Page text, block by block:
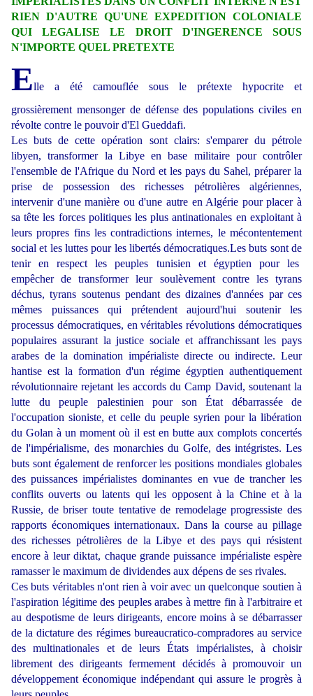
RIEN D'AUTRE QU'UNE EXPEDITION COLONIALE
QUI LEGALISE LE DROIT D'INGERENCE SOUS
N'IMPORTE QUEL PRETEXTE
Elle a été camouflée sous le prétexte hypocrite et
grossièrement mensonger de défense des populations civiles en
révolte contre le pouvoir d'El Gueddafi.
Les buts de cette opération sont clairs: s'emparer du pétrole
libyen, transformer la Libye en base militaire pour contrôler
l'ensemble de l'Afrique du Nord et les pays du Sahel, préparer la
prise de possession des richesses pétrolières algériennes,
intervenir d'une manière ou d'une autre en Algérie pour placer à
sa tête les forces politiques les plus antinationales en exploitant à
leurs propres fins les contradictions internes, le mécontentement
social et les luttes pour les libertés démocratiques.Les buts sont de
tenir en respect les peuples tunisien et égyptien pour les
empêcher de transformer leur soulèvement contre les tyrans
déchus, tyrans soutenus pendant des dizaines d'années par ces
mêmes puissances qui prétendent aujourd'hui soutenir les
processus démocratiques, en véritables révolutions démocratiques
populaires assurant la justice sociale et affranchissant les pays
arabes de la domination impérialiste directe ou indirecte. Leur
hantise est la formation d'un régime égyptien authentiquement
révolutionnaire rejetant les accords du Camp David, soutenant la
lutte du peuple palestinien pour son État débarrassée de
l'occupation sioniste, et celle du peuple syrien pour la libération
du Golan à un moment où il est en butte aux complots concertés
de l'impérialisme, des monarchies du Golfe, des intégristes. Les
buts sont également de renforcer les positions mondiales globales
des puissances impérialistes dominantes en vue de trancher les
conflits ouverts ou latents qui les opposent à la Chine et à la
Russie, de briser toute tentative de remodelage progressiste des
rapports économiques internationaux. Dans la course au pillage
des richesses pétrolières de la Libye et des pays qui résistent
encore à leur diktat, chaque grande puissance impérialiste espère
ramasser le maximum de dividendes aux dépens de ses rivales.
Ces buts véritables n'ont rien à voir avec un quelconque soutien à
l'aspiration légitime des peuples arabes à mettre fin à l'arbitraire et
au despotisme de leurs dirigeants, encore moins à se débarrasser
de la dictature des régimes bureaucratico-compradores au service
des multinationales et de leurs États impérialistes, à choisir
librement des dirigeants fermement décidés à promouvoir un
développement économique indépendant qui assure le progrès à